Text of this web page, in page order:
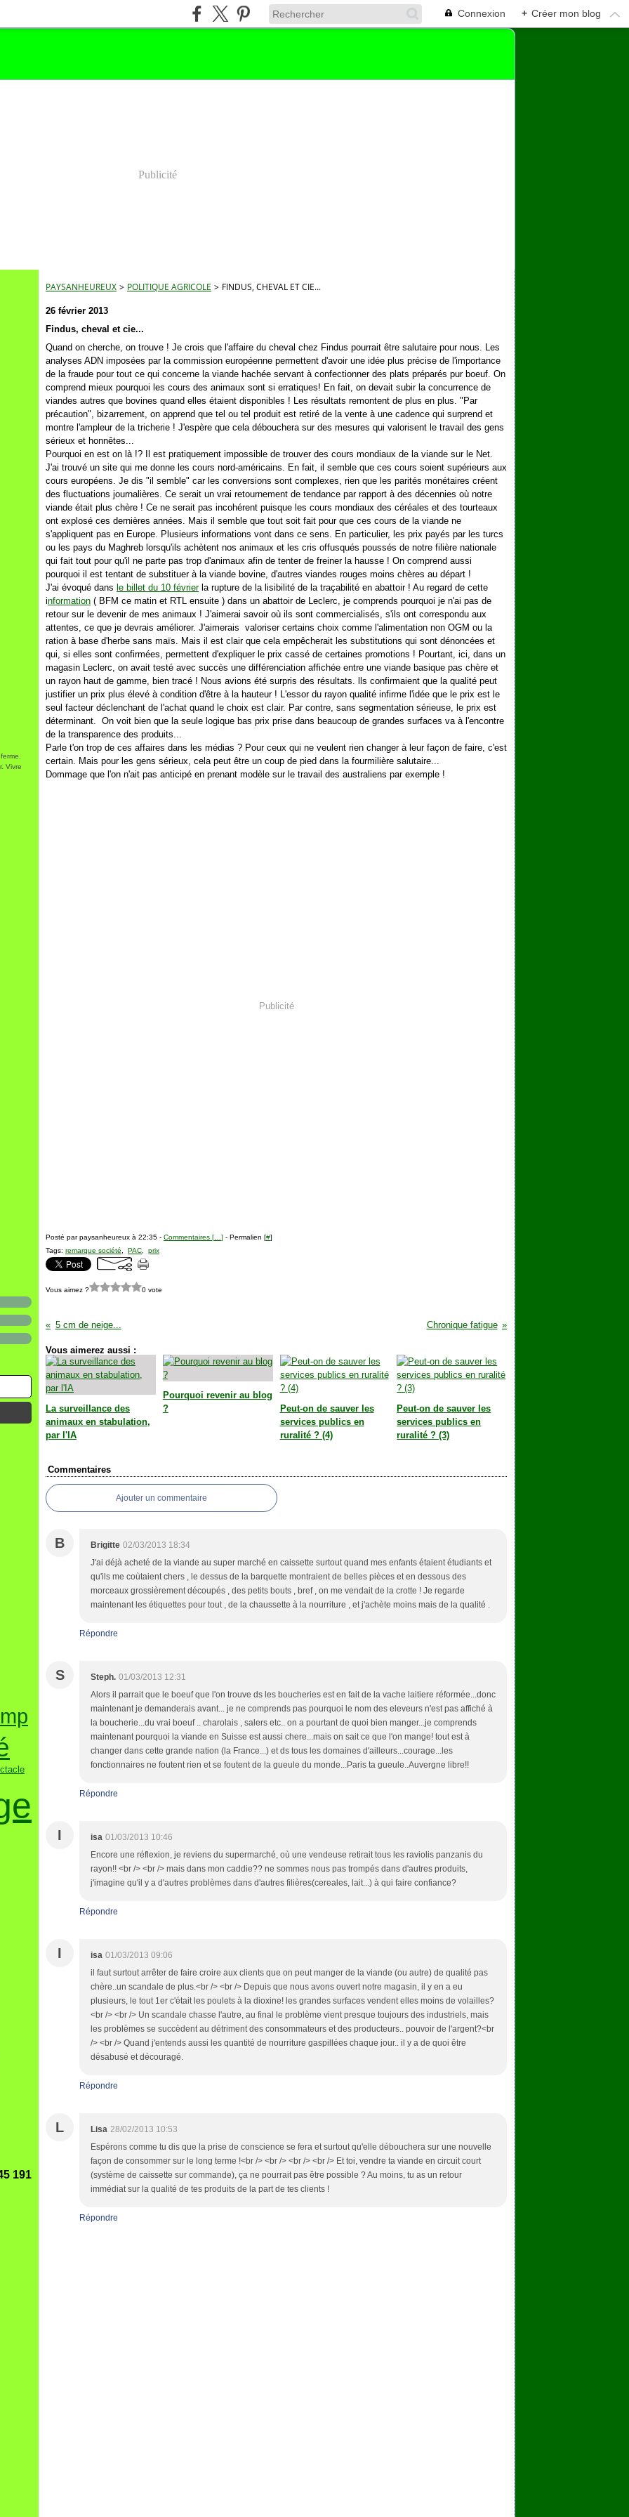
Connexion + Créer mon blog
Publicité
Vivre
191
PAYSANHEUREUX > POLITIQUE AGRICOLE > FINDUS, CHEVAL ET CIE...
26 février 2013
Findus, cheval et cie...
Quand on cherche, on trouve ! Je crois que l'affaire du cheval chez Findus pourrait être salutaire pour nous. Les
analyses ADN imposées par la commission européenne permettent d'avoir une idée plus précise de l'importance
de la fraude pour tout ce qui concerne la viande hachée servant à confectionner des plats préparés pur boeuf. On
comprend mieux pourquoi les cours des animaux sont si erratiques! En fait, on devait subir la concurrence de
viandes autres que bovines quand elles étaient disponibles ! Les résultats remontent de plus en plus. "Par
précaution", bizarrement, on apprend que tel ou tel produit est retiré de la vente à une cadence qui surprend et
montre l'ampleur de la tricherie ! J'espère que cela débouchera sur des mesures qui valorisent le travail des gens
sérieux et honnêtes...
Pourquoi en est on là !? Il est pratiquement impossible de trouver des cours mondiaux de la viande sur le Net.
J'ai trouvé un site qui me donne les cours nord-américains. En fait, il semble que ces cours soient supérieurs aux
cours européens. Je dis "il semble" car les conversions sont complexes, rien que les parités monétaires créent
des fluctuations journalières. Ce serait un vrai retournement de tendance par rapport à des décennies où notre
viande était plus chère ! Ce ne serait pas incohérent puisque les cours mondiaux des céréales et des tourteaux
ont explosé ces dernières années. Mais il semble que tout soit fait pour que ces cours de la viande ne
s'appliquent pas en Europe. Plusieurs informations vont dans ce sens. En particulier, les prix payés par les turcs
ou les pays du Maghreb lorsqu'ils achètent nos animaux et les cris offusqués poussés de notre filière nationale
qui fait tout pour qu'il ne parte pas trop d'animaux afin de tenter de freiner la hausse ! On comprend aussi
pourquoi il est tentant de substituer à la viande bovine, d'autres viandes rouges moins chères au départ !
J'ai évoqué dans le billet du 10 févrierla rupture de la lisibilité de la traçabilité en abattoir ! Au regard de cette
information ( BFM ce matin et RTL ensuite ) dans un abattoir de Leclerc, je comprends pourquoi je n'ai pas de
retour sur le devenir de mes animaux ! J'aimerai savoir où ils sont commercialisés, s'ils ont correspondu aux
attentes, ce que je devrais améliorer. J'aimerais valoriser certains choix comme l'alimentation non OGM ou la
ration à base d'herbe sans maïs. Mais il est clair que cela empêcherait les substitutions qui sont dénoncées et
qui, si elles sont confirmées, permettent d'expliquer le prix cassé de certaines promotions ! Pourtant, ici, dans un
magasin Leclerc, on avait testé avec succès une différenciation affichée entre une viande basique pas chère et
un rayon haut de gamme, bien tracé ! Nous avions été surpris des résultats. lls confirmaient que la qualité peut
justifier un prix plus élevé à condition d'être à la hauteur ! L'essor du rayon qualité infirme l'idée que le prix est le
seul facteur déclenchant de l'achat quand le choix est clair. Par contre, sans segmentation sérieuse, le prix est
déterminant. On voit bien que la seule logique bas prix prise dans beaucoup de grandes surfaces va à l'encontre
de la transparence des produits...
Parle t'on trop de ces affaires dans les médias ? Pour ceux qui ne veulent rien changer à leur façon de faire, c'est
certain. Mais pour les gens sérieux, cela peut être un coup de pied dans la fourmilière salutaire...
Dommage que l'on n'ait pas anticipé en prenant modèle sur le travail des australiens par exemple !
Publicité
Posté par paysanheureux à 22:35 - Commentaires [ ] - Permalien [#]
Tags: remarque société PAC prix
Vous aimez ? 0 vote
5 cm de neige... Chronique fatigue
Vous aimerez aussi :
La surveillance des
animaux en stabulation,
par l'IA
Pourquoi revenir au blog
?
Peut-on de sauver les
services publics en
ruralité ? (4)
Peut-on de sauver les
services publics en
ruralité ? (3)
Commentaires
Ajouter un commentaire
B Brigitte 02/03/2013 18:34
J'ai déjà acheté de la viande au super marché en caissette surtout quand mes enfants étaient étudiants et
qu'ils me coùtaient chers , le dessus de la barquette montraient de belles pièces et en dessous des
morceaux grossièrement découpés , des petits bouts , bref , on me vendait de la crotte ! Je regarde
maintenant les étiquettes pour tout , de la chaussette à la nourriture , et j'achète moins mais de la qualité .
Répondre
S Steph. 01/03/2013 12:31
Alors il parrait que le boeuf que l'on trouve ds les boucheries est en fait de la vache laitiere réformée...donc
maintenant je demanderais avant... je ne comprends pas pourquoi le nom des eleveurs n'est pas affiché à
la boucherie...du vrai boeuf .. charolais , salers etc.. on a pourtant de quoi bien manger...je comprends
maintenant pourquoi la viande en Suisse est aussi chere...mais on sait ce que l'on mange! tout est à
changer dans cette grande nation (la France...) et ds tous les domaines d'ailleurs...courage...les
fonctionnaires ne foutent rien et se foutent de la gueule du monde...Paris ta gueule..Auvergne libre!!
Répondre
I isa 01/03/2013 10:46
Encore une réflexion, je reviens du supermarché, où une vendeuse retirait tous les raviolis panzanis du
rayon!! <br /> <br /> mais dans mon caddie?? ne sommes nous pas trompés dans d'autres produits,
j'imagine qu'il y a d'autres problèmes dans d'autres filières(cereales, lait...) à qui faire confiance?
Répondre
I isa 01/03/2013 09:06
il faut surtout arrêter de faire croire aux clients que on peut manger de la viande (ou autre) de qualité pas
chère..un scandale de plus.<br /> <br /> Depuis que nous avons ouvert notre magasin, il y en a eu
plusieurs, le tout 1er c'était les poulets à la dioxine! les grandes surfaces vendent elles moins de volailles?
<br /> <br /> Un scandale chasse l'autre, au final le problème vient presque toujours des industriels, mais
les problèmes se succèdent au détriment des consommateurs et des producteurs.. pouvoir de l'argent?<br
/> <br /> Quand j'entends aussi les quantité de nourriture gaspillées chaque jour.. il y a de quoi être
désabusé et découragé.
Répondre
L Lisa 28/02/2013 10:53
Espérons comme tu dis que la prise de conscience se fera et surtout qu'elle débouchera sur une nouvelle
façon de consommer sur le long terme !<br /> <br /> <br /> <br /> Et toi, vendre ta viande en circuit court
(système de caissette sur commande), ça ne pourrait pas être possible ? Au moins, tu as un retour
immédiat sur la qualité de tes produits de la part de tes clients !
Répondre